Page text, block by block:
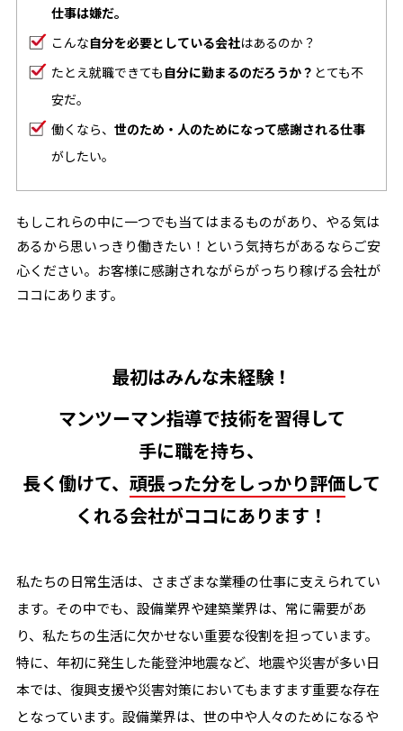
仕事は嫌だ。
こんな自分を必要としている会社はあるのか？
たとえ就職できても 自分に勤まるのだろうか？ とても不
安だ。
働くなら、 世のため・人のためになって感謝される仕事
がしたい。
もしこれらの中に一つでも当てはまるものがあり、やる気は
あるから思いっきり働きたい！という気持ちがあるならご安
心ください。お客様に感謝されながらがっちり稼げる会社が
ココにあります。
最初はみんな未経験！
マンツーマン指導で技術を習得して
手に職を持ち、
長く働けて、 頑張った分をしっかり評価して
くれる会社がココにあります！
私たちの日常生活は、さまざまな業種の仕事に支えられてい
ます。その中でも、設備業界や建築業界は、常に需要があ
り、私たちの生活に欠かせない重要な役割を担っています。
特に、年初に発生した能登沖地震など、地震や災害が多い日
本では、復興支援や災害対策においてもますます重要な存在
となっています。設備業界は、世の中や人々のためになるや